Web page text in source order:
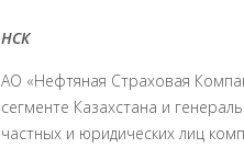
НСК
АО «Нефтяная Страховая
сегменте Казахстана и
частных и юридических лиц